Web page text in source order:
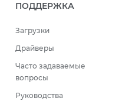
ПОДДЕРЖКА
Загрузки
Драйверы
Часто задаваемые
вопросы
Руководства